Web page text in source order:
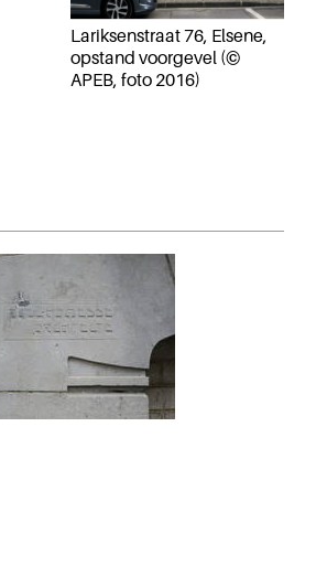
Lariksenstraat 76, Elsene,
opstand voorgevel (©
APEB, foto 2016)